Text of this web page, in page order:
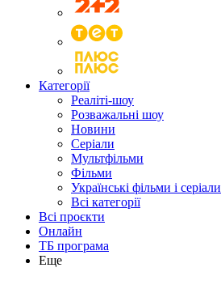
Категорії
Реаліті-шоу
Розважальні шоу
Новини
Серіали
Мультфільми
Фільми
Українські фільми і серіали
Всі категорії
Всі проєкти
Онлайн
ТБ програма
Еще